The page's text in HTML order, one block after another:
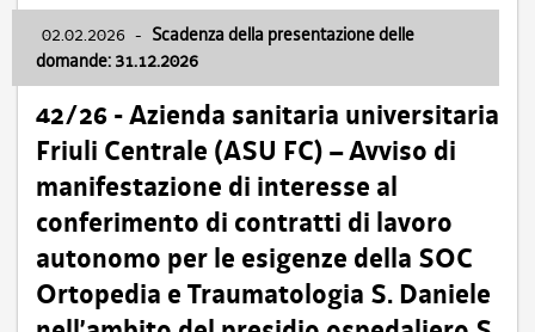
02.02.2026 - Scadenza della presentazione delle
domande: 31.12.2026
42/26 - Azienda sanitaria universitaria
Friuli Centrale (ASU FC) – Avviso di
manifestazione di interesse al
conferimento di contratti di lavoro
autonomo per le esigenze della SOC
Ortopedia e Traumatologia S. Daniele